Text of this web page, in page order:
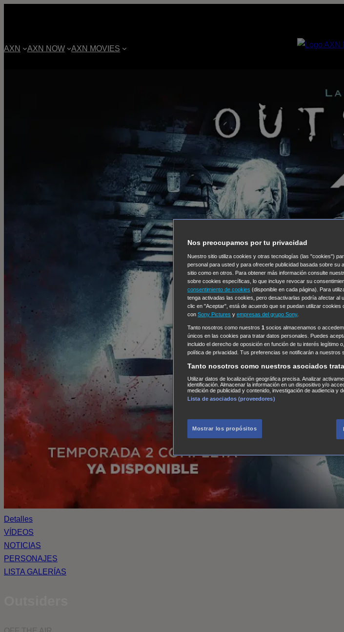
AXN AXN NOW AXN MOVIES
Detalles
VÍDEOS
NOTICIAS
PERSONAJES
LISTA GALERÍAS
Nos preocupamos por tu privacidad
Nuestro sitio utiliza cookies y otras tecnologías (las "cookies")
personal para usted y para ofrecerle publicidad basada sobre
sitio como en otros. Para obtener más información consulte
sobre cookies específicas, lo que incluye revocar su
consentimiento de cookies (disponible en cada página). Para
tenga activadas las cookies, pero desactivarlas podría afectar al
clic en "Aceptar", está de acuerdo que se puedan utilizar
con Sony Pictures y empresas del grupo Sony.
Tanto nosotros como nuestros 1 socios almacenamos o
únicos en las cookies para tratar datos personales. Puedes
incluido el derecho de oposición en función de tu interés legítimo
política de privacidad. Tus preferencias se notificarán a nuestros
Tanto nosotros como nuestros asociados
Utilizar datos de localización geográfica precisa. Analizar
identificación. Almacenar la información en un dispositivo y/o
medición de publicidad y contenido, investigación de audiencia y
Lista de asociados (proveedores)
Mostrar los propósitos